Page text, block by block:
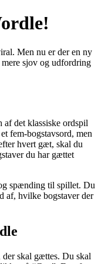
Men nu er der en ny
sjov og udfordring
det klassiske ordspil
fem-bogstavsord, men
hvert gæt, skal du
du har gættet
spænding til spillet. Du
af, hvilke bogstaver der
skal gættes. Du skal